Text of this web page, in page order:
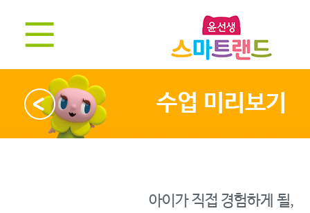
수업 미리보기
아이가 직접 경험하게 될,